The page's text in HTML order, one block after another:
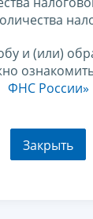
и (или)
ФНС России»
Закрыть